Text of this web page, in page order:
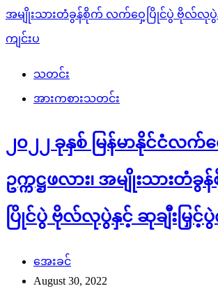
သတင်း
အားကစားသတင်း
၂၀၂၂ ခုနှစ် မြန်မာနိုင်ငံလက်
ဥက္ကဋ္ဌဖလား၊ အမျိုးသားတံ
ပြိုင်ပွဲ ဗိုလ်လုပွဲနှင့် ဆုချီးမြှင့်ပွဲ
အေးခင်
August 30, 2022